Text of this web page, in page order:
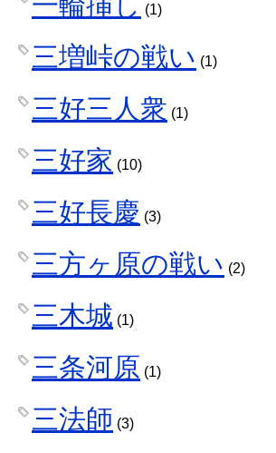
(1)
三増峠の戦い (1)
三好三人衆 (1)
三好家 (10)
三好長慶 (3)
三方ヶ原の戦い (2)
三木城 (1)
三条河原 (1)
三法師 (3)